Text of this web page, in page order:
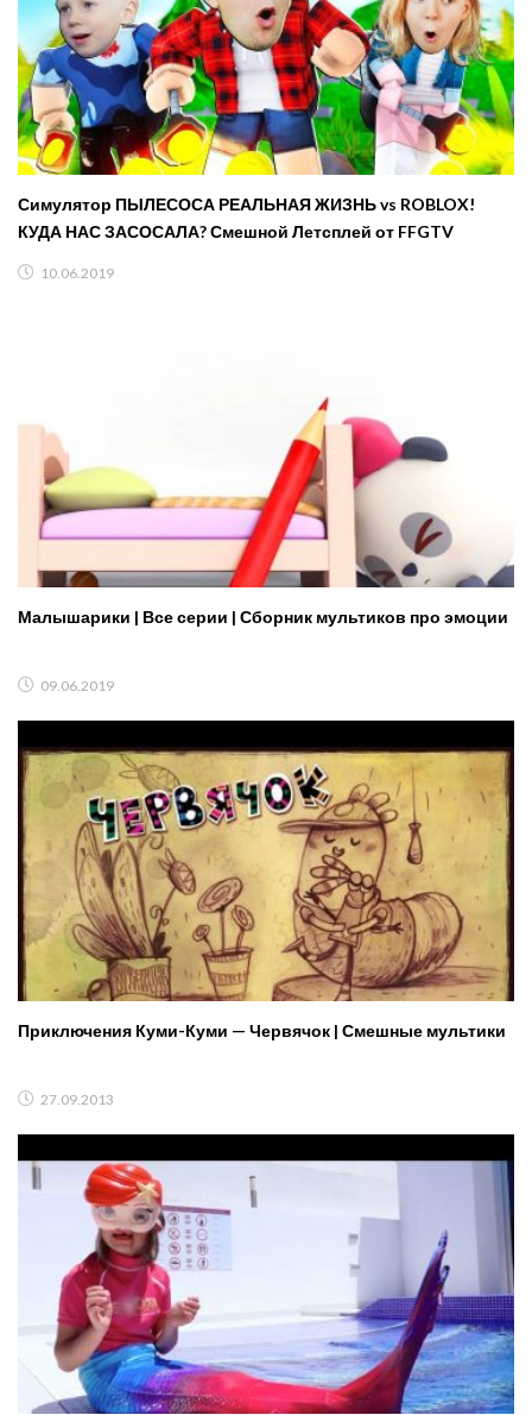
Симулятор ПЫЛЕСОСА РЕАЛЬНАЯ ЖИЗНЬ vs ROBLOX!
КУДА НАС ЗАСОСАЛА? Смешной Летсплей от FFGTV
10.06.2019
Малышарики | Все серии | Сборник мультиков про эмоции
09.06.2019
Приключения Куми-Куми — Червячок | Смешные мультики
27.09.2013